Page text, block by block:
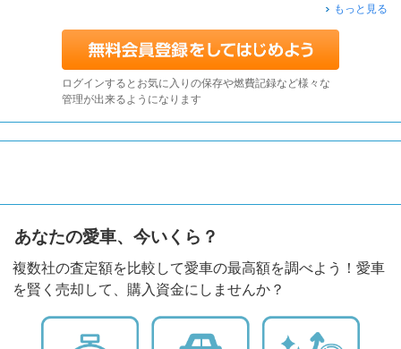
もっと見る
ログインするとお気に入りの保存や燃費記録など様々な
管理が出来るようになります
あなたの愛車、今いくら？
複数社の査定額を比較して愛車の最高額を調べよう！愛車
を賢く売却して、購入資金にしませんか？